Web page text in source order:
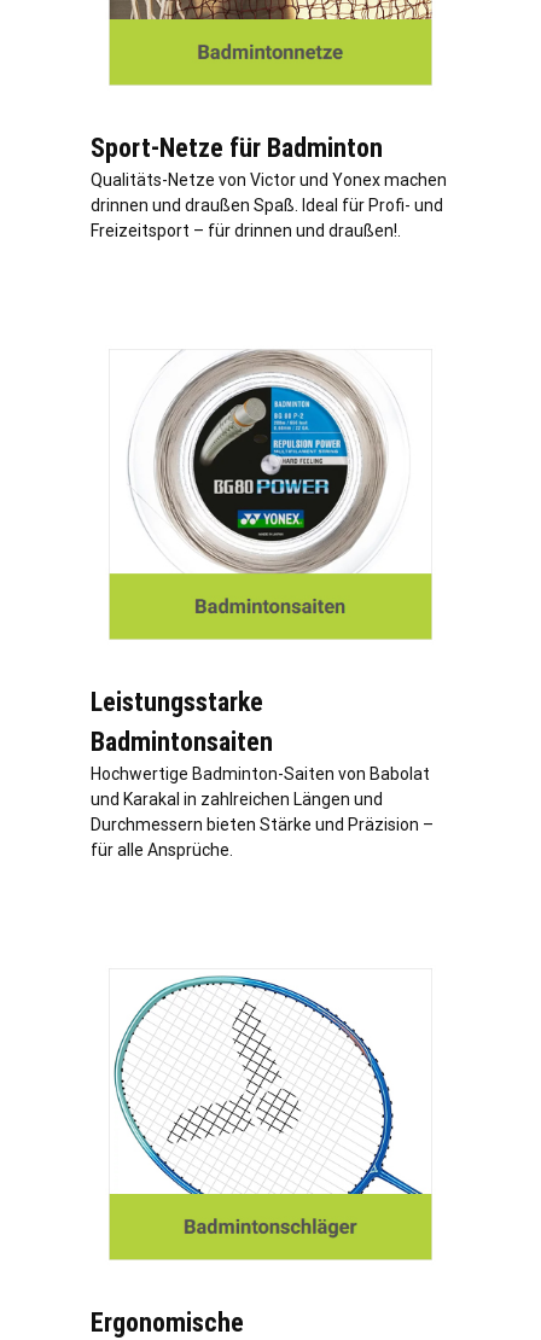
Sport-Netze für Badminton
Qualitäts-Netze von Victor und Yonex machen
drinnen und draußen Spaß. Ideal für Profi- und
Freizeitsport – für drinnen und draußen!.
Leistungsstarke
Badmintonsaiten
Hochwertige Badminton-Saiten von Babolat
und Karakal in zahlreichen Längen und
Durchmessern bieten Stärke und Präzision –
für alle Ansprüche.
Ergonomische